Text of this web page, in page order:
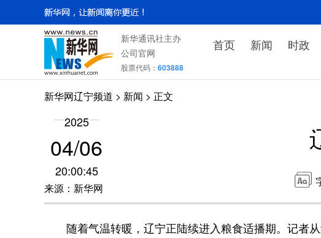
新华通讯社主办
公司官网
股票代码： 603888
首页 新闻 时政
新华网辽宁频道 > 新闻 > 正文
2025
04/06
20:00:45
来源：新华网
随着气温转暖，辽宁正陆续进入粮食适播期。记者